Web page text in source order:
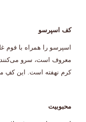
کف اسپرسو
اسپرسو را همراه با فوم
معروف است، سرو می‌کنند.
کرم نهفته است. این کفِ
محبوبیت